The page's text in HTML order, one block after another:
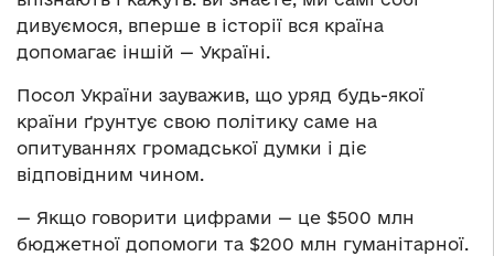
дивуємося, вперше в історії вся країна
допомагає іншій — Україні.
Посол України зауважив, що уряд будь-якої
країни ґрунтує свою політику саме на
опитуваннях громадської думки і діє
відповідним чином.
— Якщо говорити цифрами — це $500 млн
бюджетної допомоги та $200 млн гуманітарної.